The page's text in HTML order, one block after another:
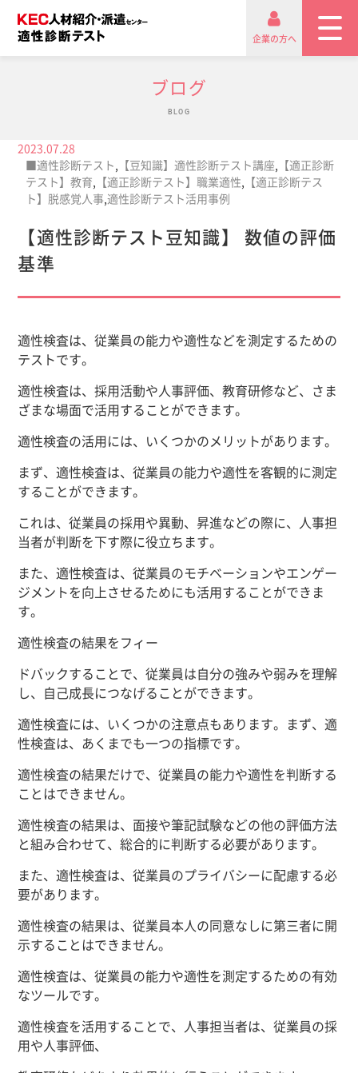
企業の方へ
ブログ
BLOG
2023.07.28
■適性診断テスト, 【豆知識】適性診断テスト講座, 【適正診断
テスト】教育, 【適正診断テスト】職業適性, 【適正診断テス
ト】脱感覚人事,適性診断テスト活用事例
【適性診断テスト豆知識】 数値の評価
基準
適性検査は、従業員の能力や適性などを測定するための
テストです。
適性検査は、採用活動や人事評価、教育研修など、さま
ざまな場面で活用することができます。
適性検査の活用には、いくつかのメリットがあります。
まず、適性検査は、従業員の能力や適性を客観的に測定
することができます。
これは、従業員の採用や異動、昇進などの際に、人事担
当者が判断を下す際に役立ちます。
また、適性検査は、従業員のモチベーションやエンゲー
ジメントを向上させるためにも活用することができま
す。
適性検査の結果をフィー
ドバックすることで、従業員は自分の強みや弱みを理解
し、自己成長につなげることができます。
適性検査には、いくつかの注意点もあります。まず、適
性検査は、あくまでも一つの指標です。
適性検査の結果だけで、従業員の能力や適性を判断する
ことはできません。
適性検査の結果は、面接や筆記試験などの他の評価方法
と組み合わせて、総合的に判断する必要があります。
また、適性検査は、従業員のプライバシーに配慮する必
要があります。
適性検査の結果は、従業員本人の同意なしに第三者に開
示することはできません。
適性検査は、従業員の能力や適性を測定するための有効
なツールです。
適性検査を活用することで、人事担当者は、従業員の採
用や人事評価、